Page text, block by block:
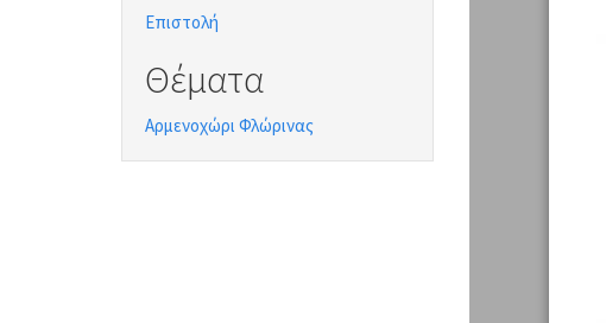
Επιστολή
Θέματα
Αρμενοχώρι Φλώρινας